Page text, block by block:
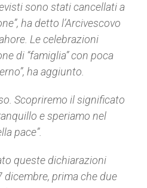
sono stati cancellati a
ha detto l’Arcivescovo
Le celebrazioni
di “famiglia” con poca
ha aggiunto.
Scopriremo il significato
e speriamo nel
pace”.
queste dichiarazioni
dicembre, prima che due